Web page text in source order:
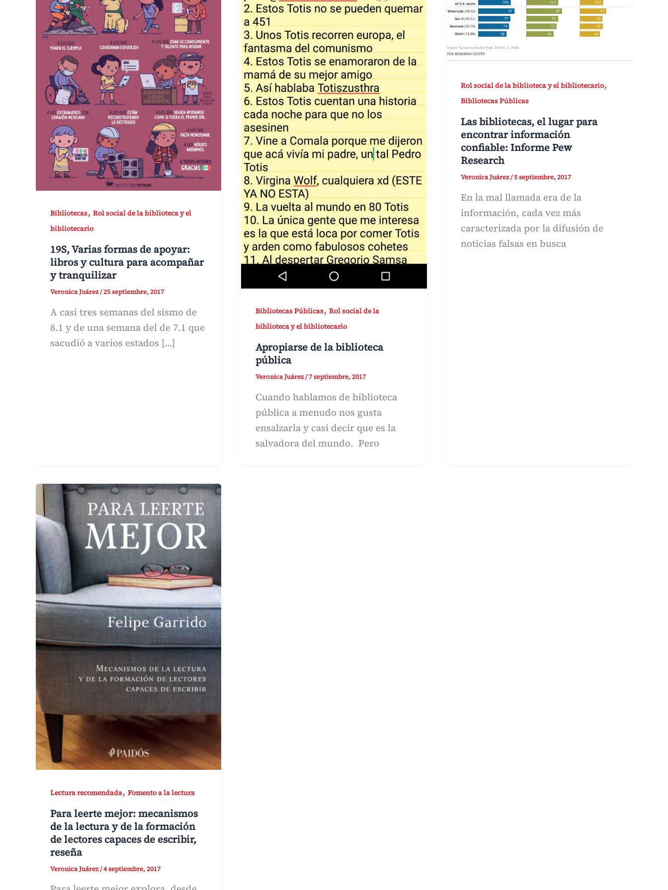
Bibliotecas, Rol social de la biblioteca y el
bibliotecario
19S, Varias formas de apoyar:
libros y cultura para acompañar
y tranquilizar
Veronica Juárez/25 septiembre, 2017
A casi tres semanas del sismo de
8.1 y de una semana del de 7.1 que
sacudió a varios estados […]
Bibliotecas Públicas, Rol social de la
biblioteca y el bibliotecario
Apropiarse de la biblioteca
pública
Veronica Juárez/7 septiembre, 2017
Cuando hablamos de biblioteca
pública a menudo nos gusta
ensalzarla y casi decir que es la
salvadora del mundo. Pero
Rol social de la biblioteca y el bibliotecario,
Bibliotecas Públicas
Las bibliotecas, el lugar para
encontrar información
confiable: Informe Pew
Research
Veronica Juárez/5 septiembre, 2017
En la mal llamada era de la
información, cada vez más
caracterizada por la difusión de
noticias falsas en busca
Lectura recomendada, Fomento a la lectura
Para leerte mejor: mecanismos
de la lectura y de la formación
de lectores capaces de escribir,
reseña
Veronica Juárez/4 septiembre, 2017